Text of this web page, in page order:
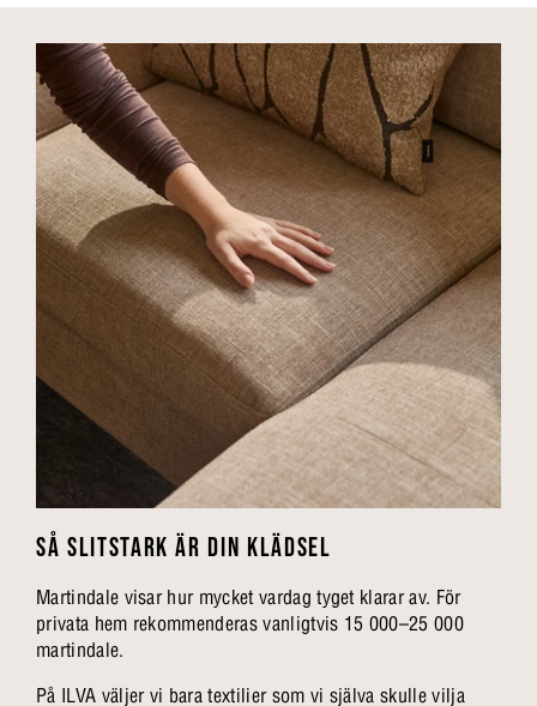
SÅ SLITSTARK ÄR DIN KLÄDSEL
Martindale visar hur mycket vardag tyget klarar av. För
privata hem rekommenderas vanligtvis 15 000–25 000
martindale.
På ILVA väljer vi bara textilier som vi själva skulle vilja